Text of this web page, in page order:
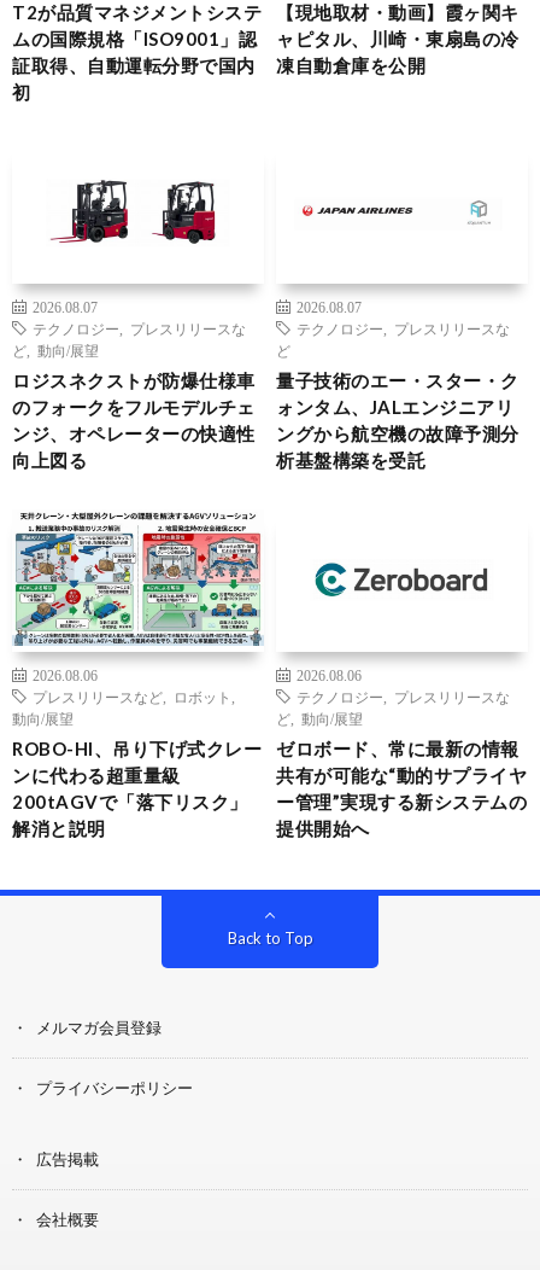
T2が品質マネジメントシステ
ムの国際規格「ISO9001」認
証取得、自動運転分野で国内
初
【現地取材・動画】霞ヶ関キ
ャピタル、川崎・東扇島の冷
凍自動倉庫を公開
2026.08.07
テクノロジー
プレスリリースな
ど
動向/展望
ロジスネクストが防爆仕様車
のフォークをフルモデルチェ
ンジ、オペレーターの快適性
向上図る
2026.08.07
テクノロジー
プレスリリースな
ど
量子技術のエー・スター・ク
ォンタム、JALエンジニアリ
ングから航空機の故障予測分
析基盤構築を受託
2026.08.06
プレスリリースなど
ロボット
動向/展望
ROBO-HI、吊り下げ式クレー
ンに代わる超重量級
200tAGVで「落下リスク」
解消と説明
2026.08.06
テクノロジー
プレスリリースな
ど
動向/展望
ゼロボード、常に最新の情報
共有が可能な“動的サプライヤ
ー管理”実現する新システムの
提供開始へ
Back to Top
メルマガ会員登録
プライバシーポリシー
広告掲載
会社概要